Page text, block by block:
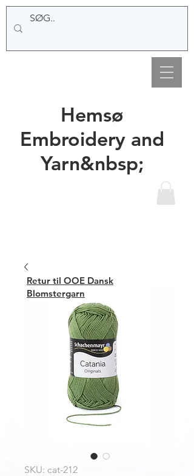
Hemsø
Embroidery and
Yarn&nbsp;
SKU: cat-212
Retur til OOE Dansk
Blomstergarn